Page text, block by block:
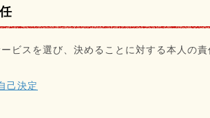
ビスを選び、決めることに対する本人の
己決定